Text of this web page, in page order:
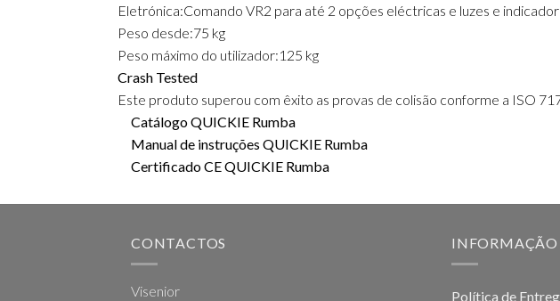
Eletrónica:Comando VR2 para até 2 opções eléctricas e luzes e
Peso desde:75 kg
Peso máximo do utilizador:125 kg
Crash Tested
Este produto superou com êxito as provas de colisão conforme a ISO
Catálogo QUICKIE Rumba
Manual de instruções QUICKIE Rumba
Certificado CE QUICKIE Rumba
CONTACTOS
Visenior
INFORMAÇÃO
Política de